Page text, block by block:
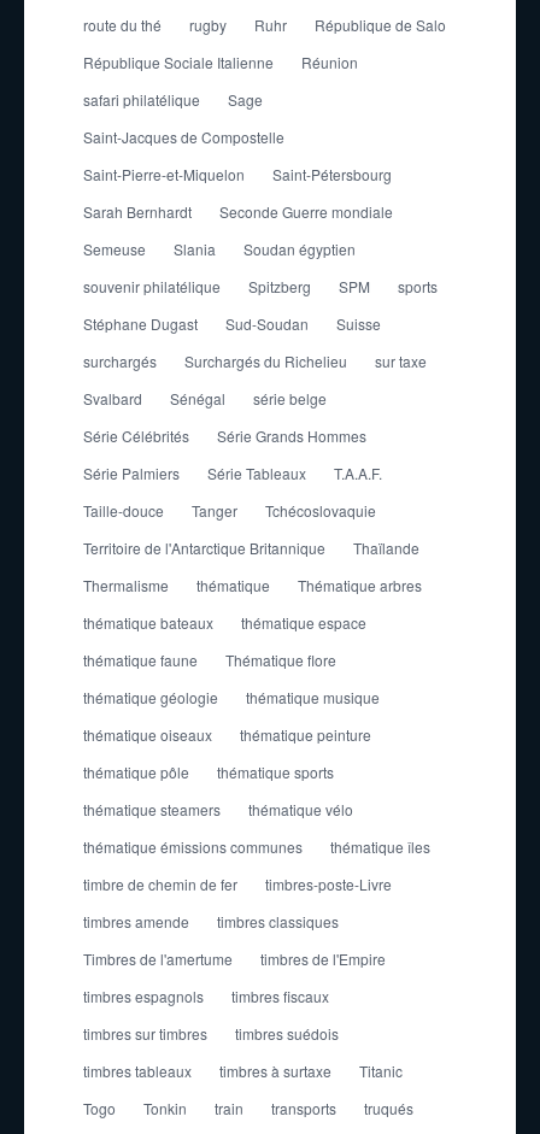
route du thé
rugby Ruhr
République de Salo
République Sociale Italienne
Réunion
safari philatélique
Sage
Saint-Jacques de Compostelle
Saint-Pierre-et-Miquelon
Saint-Pétersbourg
Sarah Bernhardt
Seconde Guerre mondiale
Semeuse
Slania
Soudan égyptien
souvenir philatélique
Spitzberg SPM
sports
Stéphane Dugast
Sud-Soudan
Suisse
surchargés
Surchargés du Richelieu
sur taxe
Svalbard
Sénégal
série belge
Série Célébrités
Série Grands Hommes
Série Palmiers
Série Tableaux
T.A.A.F.
Taille-douce
Tanger
Tchécoslovaquie
Territoire de l'Antarctique Britannique
Thaïlande
Thermalisme
thématique
Thématique arbres
thématique bateaux
thématique espace
thématique faune
Thématique flore
thématique géologie
thématique musique
thématique oiseaux
thématique peinture
thématique pôle
thématique sports
thématique steamers
thématique vélo
thématique émissions communes
thématique îles
timbre de chemin de fer
timbres-poste-Livre
timbres amende
timbres classiques
Timbres de l'amertume
timbres de l'Empire
timbres espagnols
timbres fiscaux
timbres sur timbres
timbres suédois
timbres tableaux
timbres à surtaxe
Titanic
Togo
Tonkin train transports
truqués